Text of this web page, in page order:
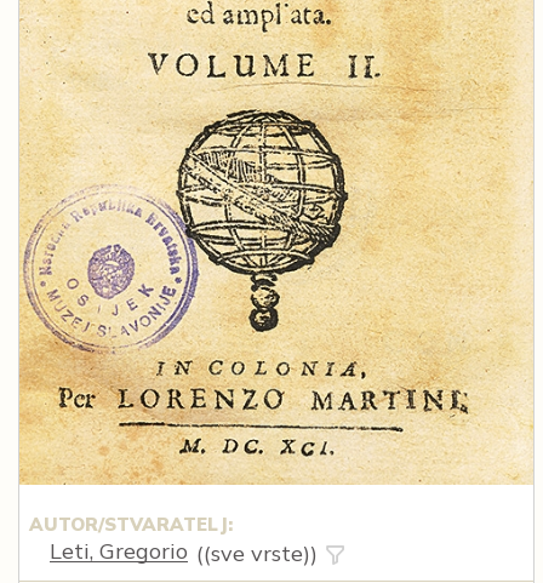
AUTOR/STVARATELJ:
Leti, Gregorio ((sve vrste))